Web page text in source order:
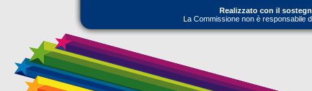
Realizzato con il
La Commissione non è responsabile